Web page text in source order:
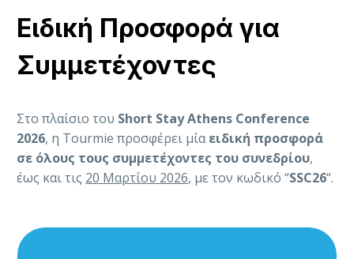
Ειδική Προσφορά για
Συμμετέχοντες
Στο πλαίσιο του Short Stay Athens Conference
2026, η Tourmie προσφέρει μίαειδική προσφορά
σε όλους τους συμμετέχοντες του συνεδρίου,
έως και τις 20 Μαρτίου 2026, με τον κωδικό “SSC26“.